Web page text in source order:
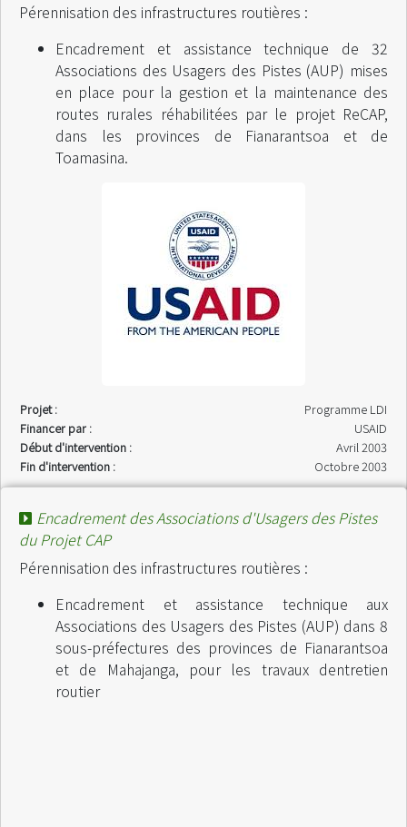
Pérennisation des infrastructures routières :
Encadrement et assistance technique de 32
Associations des Usagers des Pistes (AUP) mises
en place pour la gestion et la maintenance des
routes rurales réhabilitées par le projet ReCAP,
dans les provinces de Fianarantsoa et de
Toamasina.
Projet :
Programme LDI
Financer par :
USAID
Début d'intervention :
Avril 2003
Fin d'intervention :
Octobre 2003
Encadrement des Associations d'Usagers des Pistes
du Projet CAP
Pérennisation des infrastructures routières :
Encadrement et assistance technique aux
Associations des Usagers des Pistes (AUP) dans 8
sous-préfectures des provinces de Fianarantsoa
et de Mahajanga, pour les travaux dentretien
routier